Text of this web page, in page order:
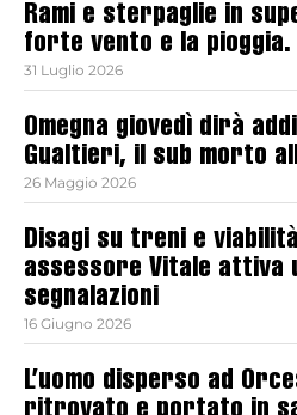
Rami e sterpaglie in
forte vento e la pioggia.
31 Luglio 2026
Omegna giovedì dirà
Gualtieri, il sub morto
26 Maggio 2026
Disagi su treni e
assessore Vitale attiva
segnalazioni
16 Giugno 2026
L’uomo disperso ad